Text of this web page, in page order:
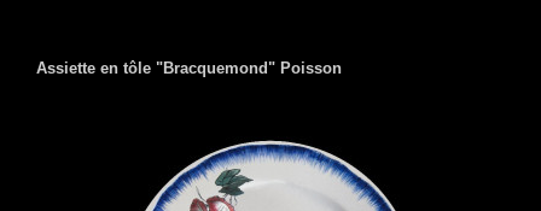
Assiette en tôle "Bracquemond" Poisson